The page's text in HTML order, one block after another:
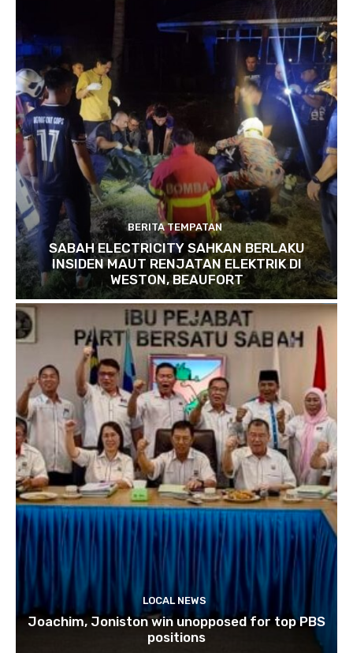
BERITA TEMPATAN
SABAH ELECTRICITY SAHKAN BERLAKU
INSIDEN MAUT RENJATAN ELEKTRIK DI
WESTON, BEAUFORT
LOCAL NEWS
Joachim, Joniston win unopposed for top PBS
positions